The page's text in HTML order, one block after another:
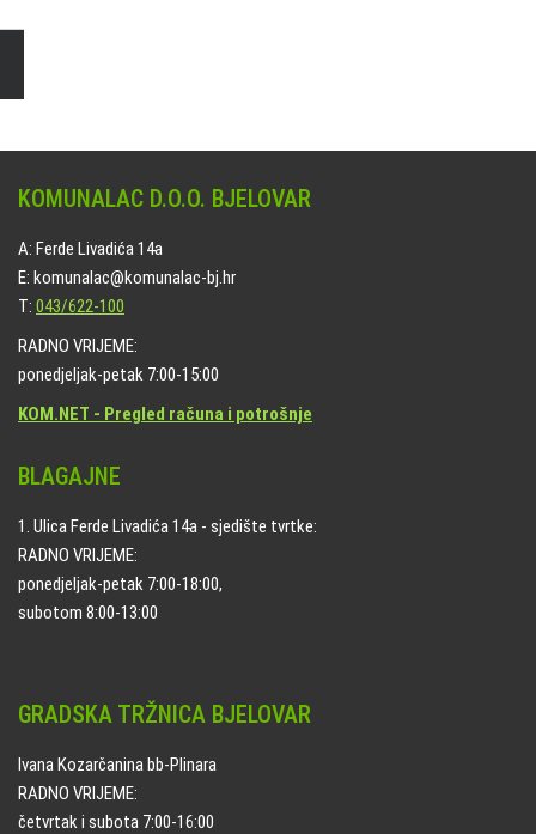
KOMUNALAC D.O.O. BJELOVAR
A: Ferde Livadića 14a
E: komunalac@komunalac-bj.hr
T: 043/622-100
RADNO VRIJEME:
ponedjeljak-petak 7:00-15:00
KOM.NET - Pregled računa i potrošnje
BLAGAJNE
1. Ulica Ferde Livadića 14a - sjedište tvrtke:
RADNO VRIJEME:
ponedjeljak-petak 7:00-18:00,
subotom 8:00-13:00
GRADSKA TRŽNICA BJELOVAR
Ivana Kozarčanina bb-Plinara
RADNO VRIJEME:
četvrtak i subota 7:00-16:00